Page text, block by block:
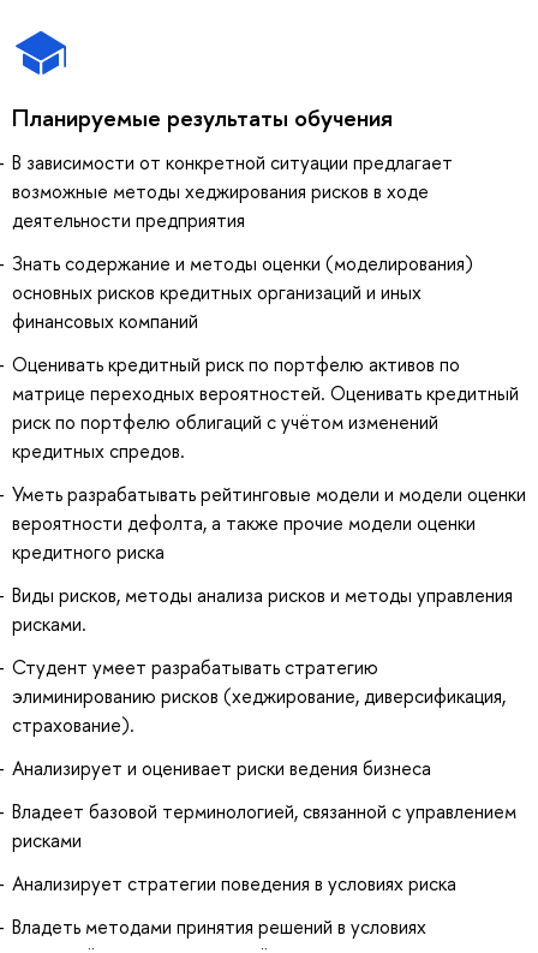
Планируемые результаты обучения
В зависимости от конкретной ситуации предлагает
возможные методы хеджирования рисков в ходе
деятельности предприятия
Знать содержание и методы оценки (моделирования)
основных рисков кредитных организаций и иных
финансовых компаний
Оценивать кредитный риск по портфелю активов по
матрице переходных вероятностей. Оценивать кредитный
риск по портфелю облигаций с учётом изменений
кредитных спредов.
Уметь разрабатывать рейтинговые модели и модели оценки
вероятности дефолта, а также прочие модели оценки
кредитного риска
Виды рисков, методы анализа рисков и методы управления
рисками.
Студент умеет разрабатывать стратегию
элиминированию рисков (хеджирование, диверсификация,
страхование).
Анализирует и оценивает риски ведения бизнеса
Владеет базовой терминологией, связанной с управлением
рисками
Анализирует стратегии поведения в условиях риска
Владеть методами принятия решений в условиях